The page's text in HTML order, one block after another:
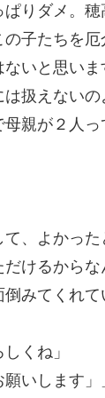
ぱりダメ。
子たちを
いと思いま
扱えないの
母親が２人
、よかった
けるからな
倒みてくれ
くね」
いします」